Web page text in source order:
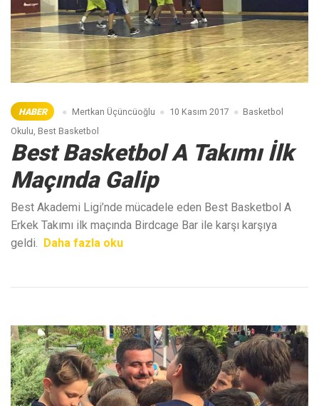
HABER Mertkan Üçüncüoğlu 10 Kasım 2017
Basketbol
Okulu Best Basketbol
Best Basketbol A Takımı İlk
Maçında Galip
Best Akademi Ligi’nde mücadele eden Best Basketbol A
Erkek Takımı ilk maçında Birdcage Bar ile karşı karşıya
geldi.
Daha fazla oku“Best
Maçında
Galip”